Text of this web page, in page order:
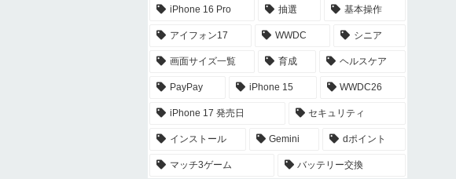
iPhone 16 Pro 抽選 基本操作
アイフォン17 WWDC シニア
画面サイズ一覧 育成 ヘルスケア
PayPay iPhone 15 WWDC26
iPhone 17 発売日 セキュリティ
インストール Gemini dポイント
マッチ3ゲーム バッテリー交換